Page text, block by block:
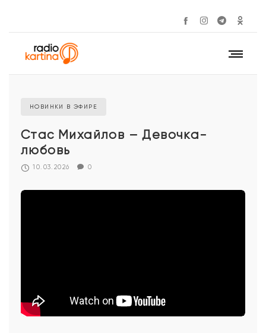
НОВИНКИ В ЭФИРЕ
Стас Михайлов – Девочка-
любовь
10.03.2026 0